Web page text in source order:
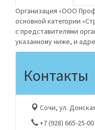
Организация «ООО
основной категории
с представителями
указанному ниже, и
Контакты
Сочи, ул.
+7 (928) 665-25-00